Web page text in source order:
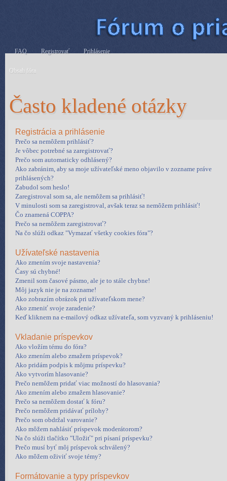
FAQ Registrovať Prihlásenie
Obsah fóra
Často kladené otázky
Registrácia a prihlásenie
Prečo sa nemôžem prihlásiť?
Je vôbec potrebné sa zaregistrovať?
Prečo som automaticky odhlásený?
Ako zabránim, aby sa moje užívateľské meno objavilo v zozname práve
prihlásených?
Zabudol som heslo!
Zaregistroval som sa, ale nemôžem sa prihlásiť!
V minulosti som sa zaregistroval, avšak teraz sa nemôžem prihlásiť!
Čo znamená COPPA?
Prečo sa nemôžem zaregistrovať?
Na čo slúži odkaz "Vymazať všetky cookies fóra"?
Užívateľské nastavenia
Ako zmením svoje nastavenia?
Časy sú chybné!
Zmenil som časové pásmo, ale je to stále chybne!
Môj jazyk nie je na zozname!
Ako zobrazím obrázok pri užívateľskom mene?
Ako zmeniť svoje zaradenie?
Keď kliknem na e-mailový odkaz užívateľa, som vyzvaný k prihláseniu!
Vkladanie príspevkov
Ako vložím tému do fóra?
Ako zmením alebo zmažem príspevok?
Ako pridám podpis k môjmu príspevku?
Ako vytvorím hlasovanie?
Prečo nemôžem pridať viac možností do hlasovania?
Ako zmením alebo zmažem hlasovanie?
Prečo sa nemôžem dostať k fóru?
Prečo nemôžem pridávať prílohy?
Prečo som obdržal varovanie?
Ako môžem nahlásiť príspevok moderátorom?
Na čo slúži tlačítko "Uložiť" pri písaní príspevku?
Prečo musí byť môj príspevok schválený?
Ako môžem oživiť svoje témy?
Formátovanie a typy príspevkov